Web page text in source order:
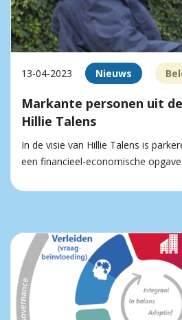
13-04-2023 Nieuws
Markante personen uit
Hillie Talens
In de visie van Hillie Talens is
een financieel-economische opgave.